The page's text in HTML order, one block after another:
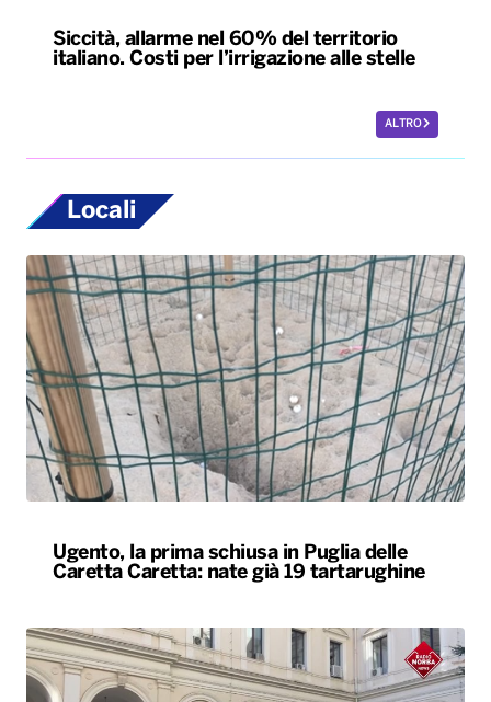
Siccità, allarme nel 60% del territorio
italiano. Costi per l’irrigazione alle stelle
ALTRO
Locali
Ugento, la prima schiusa in Puglia delle
Caretta Caretta: nate già 19 tartarughine